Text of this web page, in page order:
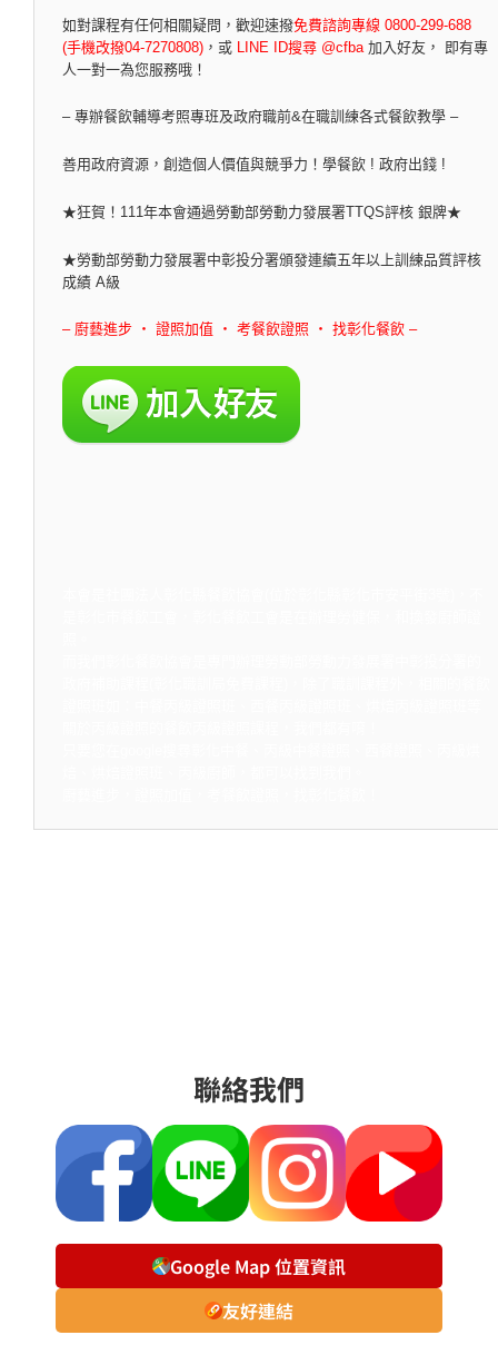
如對課程有任何相關疑問， 歡迎速撥免費諮詢專線 0800-299-688
(手機改撥04-7270808) ， 或 LINE ID搜尋 @cfba 加入好友， 即有專
人一對一為您服務哦！
– 專辦餐飲輔導考照專班及政府職前&在職訓練各式餐飲教學 –
善用政府資源，創造個人價值與競爭力！學餐飲 ! 政府出錢 !
★狂賀！111年本會通過勞動部勞動力發展署TTQS評核 銀牌★
★勞動部勞動力發展署中彰投分署頒發連續五年以上訓練品質評核
成績 A級
– 廚藝進步 ‧ 證照加值 ‧ 考餐飲證照 ‧ 找彰化餐飲 –
聯絡我們
Google Map 位置資訊
友好連結